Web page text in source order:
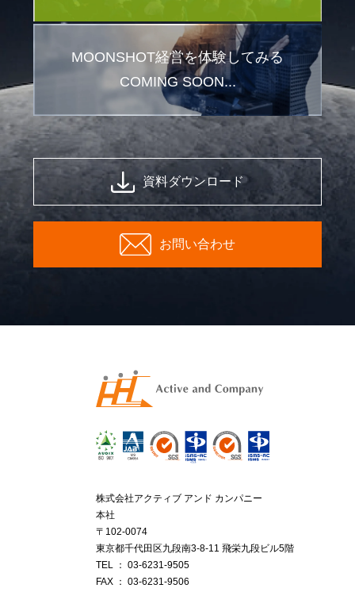
MOONSHOT経営を体験してみる
COMING SOON...
資料ダウンロード
お問い合わせ
株式会社アクティブ アンド カンパニー
本社
〒102-0074
東京都千代⽥区九段南3-8-11 ⾶栄九段ビル5階
TEL ： 03-6231-9505
FAX ： 03-6231-9506